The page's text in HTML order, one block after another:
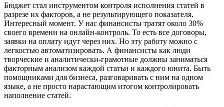
Бюджет стал инструментом контроля исполнения статей в
разрезе их факторов, а не результирующего показателя.
Интересный момент. У нас финансисты тратят около 30%
своего времени на онлайн-контроль. То есть все договоры,
заявки на оплату идут через них. Но эту работу можно с
легкостью автоматизировать. А финансисты как люди
творческие и аналитически-грамотные должны заниматься
факторным анализом каждой статьи и каждого юнита. Быть
помощниками для бизнеса, разговаривать с ним на одном
языке, а не просто нарастающим итогом контролировать
наполнение статей.